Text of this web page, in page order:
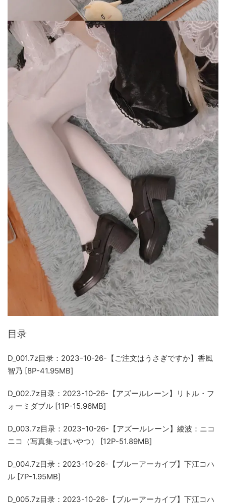
目录
D_001.7z目录：2023-10-26-【ご注文はうさぎですか】香風
智乃 [8P-41.95MB]
D_002.7z目录：2023-10-26-【アズールレーン】リトル・フ
ォーミダブル [11P-15.96MB]
D_003.7z目录：2023-10-26-【アズールレーン】綾波：ニコ
ニコ（写真集っぽいやつ） [12P-51.89MB]
D_004.7z目录：2023-10-26-【ブルーアーカイブ】下江コハ
ル [7P-1.95MB]
D_005.7z目录：2023-10-26-【ブルーアーカイブ】下江コハ